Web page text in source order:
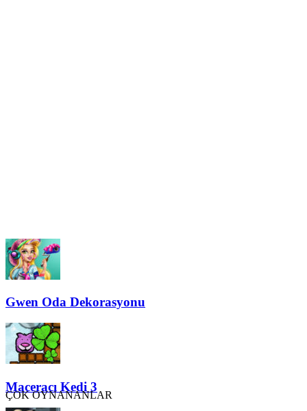
Gwen Oda Dekorasyonu
Maceracı Kedi 3
ÇOK OYNANANLAR